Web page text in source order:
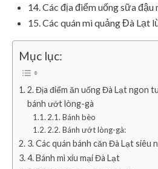
14. Các địa điểm uống sữa đậu
15. Các quán mì quảng Đà Lạt
Mục lục:
2. Địa điểm ăn uống Đà Lạt ngon
bánh ướt lòng-gà
2.1. Bánh bèo
2.2. Bánh ướt lòng-gà:
3. Các quán bánh căn Đà Lạt siêu
4. Bánh mì xíu mại Đà Lạt